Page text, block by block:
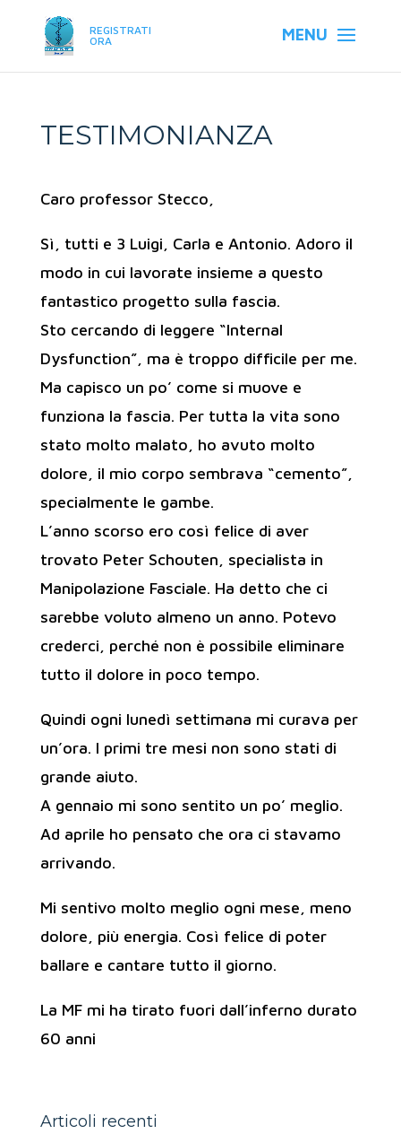
REGISTRATI
ORA
TESTIMONIANZA
Caro professor Stecco,
Sì, tutti e 3 Luigi, Carla e Antonio. Adoro il
modo in cui lavorate insieme a questo
fantastico progetto sulla fascia.
Sto cercando di leggere “Internal
Dysfunction”, ma è troppo difficile per me.
Ma capisco un po’ come si muove e
funziona la fascia. Per tutta la vita sono
stato molto malato, ho avuto molto
dolore, il mio corpo sembrava “cemento”,
specialmente le gambe.
L’anno scorso ero così felice di aver
trovato Peter Schouten, specialista in
Manipolazione Fasciale. Ha detto che ci
sarebbe voluto almeno un anno. Potevo
crederci, perché non è possibile eliminare
tutto il dolore in poco tempo.
Quindi ogni lunedì settimana mi curava per
un’ora. I primi tre mesi non sono stati di
grande aiuto.
A gennaio mi sono sentito un po’ meglio.
Ad aprile ho pensato che ora ci stavamo
arrivando.
Mi sentivo molto meglio ogni mese, meno
dolore, più energia. Così felice di poter
ballare e cantare tutto il giorno.
La MF mi ha tirato fuori dall’inferno durato
60 anni
Articoli recenti